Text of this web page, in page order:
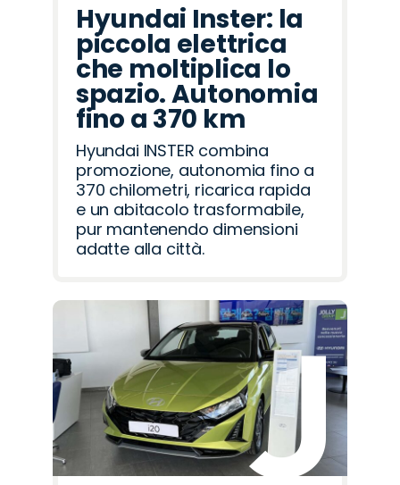
Hyundai Inster: la
piccola elettrica
che moltiplica lo
spazio. Autonomia
fino a 370 km
Hyundai INSTER combina
promozione, autonomia fino a
370 chilometri, ricarica rapida
e un abitacolo trasformabile,
pur mantenendo dimensioni
adatte alla città.